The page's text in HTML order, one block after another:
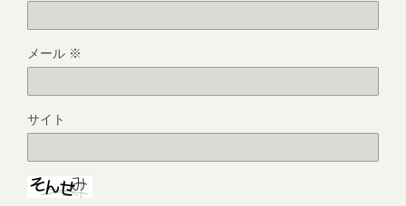
メール ※
サイト